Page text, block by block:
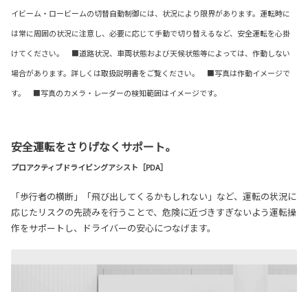
イビーム・ロービームの切替自動制御には、状況により限界があります。運転時に
は常に周囲の状況に注意し、必要に応じて手動で切り替えるなど、安全運転を心掛
けてください。 ■道路状況、車両状態および天候状態等によっては、作動しない
場合があります。詳しくは取扱説明書をご覧ください。 ■写真は作動イメージで
す。 ■写真のカメラ・レーダーの検知範囲はイメージです。
安全運転をさりげなくサポート。
プロアクティブドライビングアシスト［PDA］
「歩行者の横断」「飛び出してくるかもしれない」など、運転の状況に
応じたリスクの先読みを行うことで、危険に近づきすぎないよう運転操
作をサポートし、ドライバーの安心につなげます。